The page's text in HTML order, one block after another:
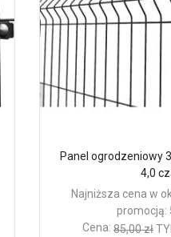
Panel ogrodzeniowy
4,0
Najniższa cena w
promocją:
Cena: 85,00 zł